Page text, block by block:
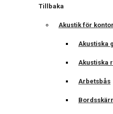
Tillbaka
Akustik för
Akustiska
Akustiska
Arbetsbås